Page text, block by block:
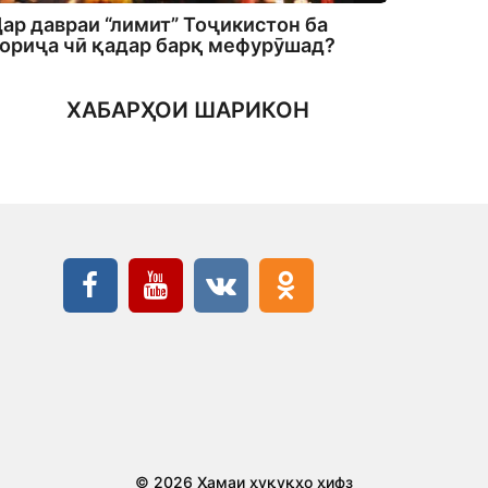
давраи “лимит” Тоҷикистон ба
чӣ қадар барқ мефурӯшад?
ХАБАРҲОИ ШАРИКОН
© 2026 Ҳамаи ҳуқуқҳо ҳифз